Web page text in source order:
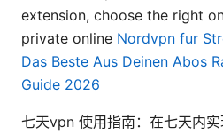
extension, choose the right
private online Nordvpn fur
Das Beste Aus Deinen Abos
Guide 2026
七天vpn 使用指南：在七天内